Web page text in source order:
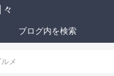
ブログ内を検索
メ